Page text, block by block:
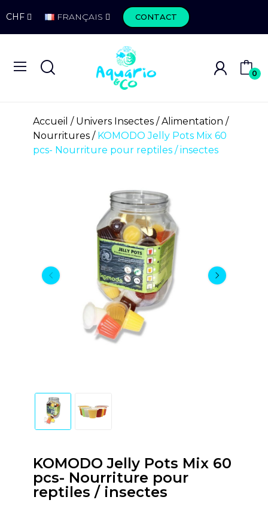
CHF FRANÇAIS CONTACT
0
Accueil Univers Insectes
Alimentation
Nourritures
KOMODO Jelly Pots Mix 60
pcs- Nourriture pour reptiles / insectes
KOMODO Jelly Pots Mix 60
pcs- Nourriture pour
reptiles / insectes